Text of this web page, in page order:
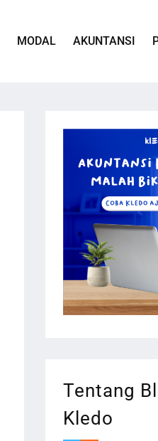
MODAL AKUNTANSI
Tentang
Kledo